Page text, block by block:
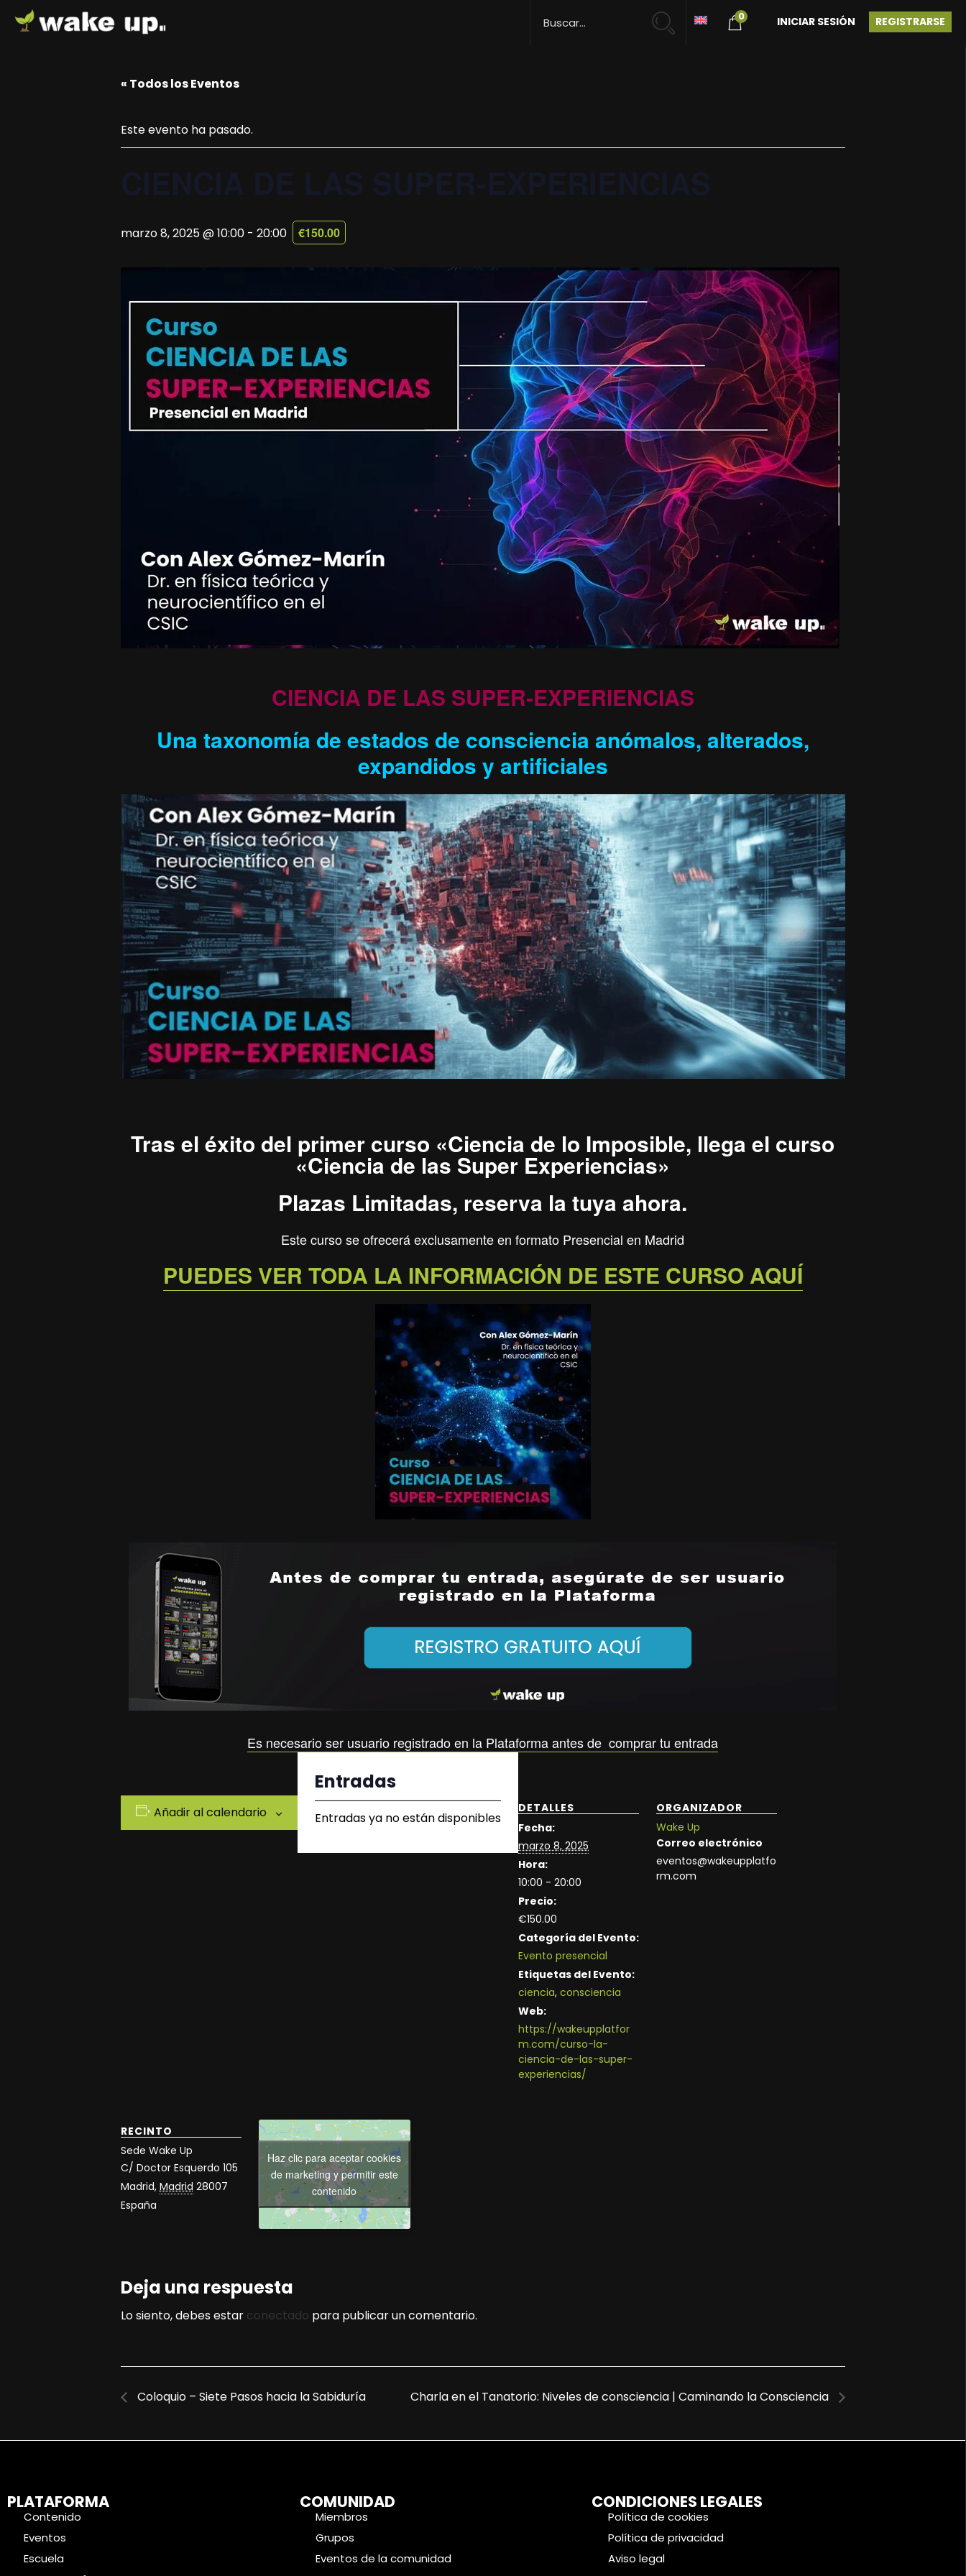
0 REGISTRARSE
INICIAR SESIÓN
« Todos los Eventos
Este evento ha pasado.
marzo 8, 2025 @ 10:00- 20:00 €150.00
CIENCIA DE LAS SUPER-EXPERIENCIAS
Una taxonomía de estados de consciencia anómalos, alterados,
expandidos y artificiales
Tras el éxito del primer curso «Ciencia de lo Imposible, llega el curso
«Ciencia de las Super Experiencias»
Plazas Limitadas, reserva la tuya ahora.
Este curso se ofrecerá exclusamente en formato Presencial en Madrid
PUEDES VER TODA LA INFORMACIÓN DE ESTE CURSO AQUÍ
Es necesario ser usuario registrado en la Plataforma antes de comprar tu entrada
Añadir al calendario
DETALLES
Fecha:
marzo 8, 2025
Hora:
10:00 - 20:00
Precio:
€150.00
Categoría del Evento:
Evento presencial
Etiquetas del Evento:
ciencia,consciencia
Web:
https://wakeupplatfor
m.com/curso-la-
ciencia-de-las-super-
experiencias/
ORGANIZADOR
Wake Up
Correo electrónico
eventos@wakeupplatfo
rm.com
RECINTO
Sede Wake Up
C/ Doctor Esquerdo 105
Madrid, Madrid 28007
España
Haz clic para aceptar cookies
de marketing y permitir este
contenido
Entradas
Entradas ya no están disponibles
Deja una respuesta
Lo siento, debes estar conectado para publicar un comentario.
Coloquio – Siete Pasos hacia la Sabiduría Charla en el Tanatorio: Niveles de consciencia | Caminando la Consciencia
PLATAFORMA
Contenido
Eventos
Escuela
COMUNIDAD
Miembros
Grupos
Eventos de la comunidad
CONDICIONES LEGALES
Política de cookies
Política de privacidad
Aviso legal